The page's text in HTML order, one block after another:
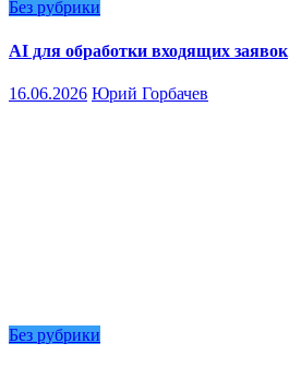
Без рубрики
AI для обработки входящих заявок
16.06.2026 Юрий Горбачев
Без рубрики